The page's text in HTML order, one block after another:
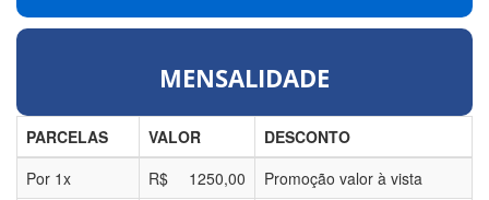
MENSALIDADE
PARCELAS VALOR
DESCONTO
Por 1x R$ 1250,00
Promoção valor à vista